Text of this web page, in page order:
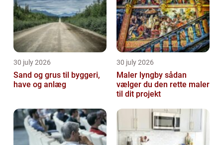
30 july 2026
Sand og grus til byggeri,
have og anlæg
30 july 2026
Maler lyngby sådan
vælger du den rette maler
til dit projekt